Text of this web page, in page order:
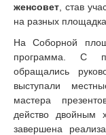
женсовет , став
на разных
На Соборной
программа. С
обращались
выступали
мастера
действо двойным
завершена